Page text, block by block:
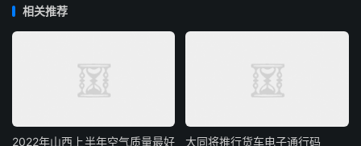
相关推荐
2022年山西上半年空气质量最好
大同将推行货车电子通行码